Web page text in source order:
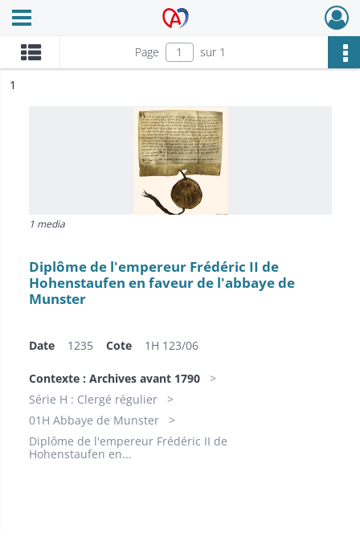
Archives Alsace - Colmar
Ouvrir le menu déroulant
Page sur 1
n°
1
1 media
Diplôme de l'empereur Frédéric II de
Hohenstaufen en faveur de l'abbaye de
Munster
Date 1235 Cote 1H 123/06
Contexte : Archives avant 1790
Série H : Clergé régulier
01H Abbaye de Munster
Diplôme de l'empereur Frédéric II de
Hohenstaufen en...